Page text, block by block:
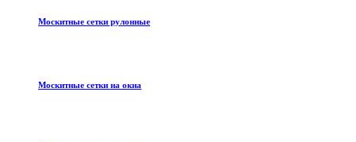
Москитные сетки рулонные
Москитные сетки на окна